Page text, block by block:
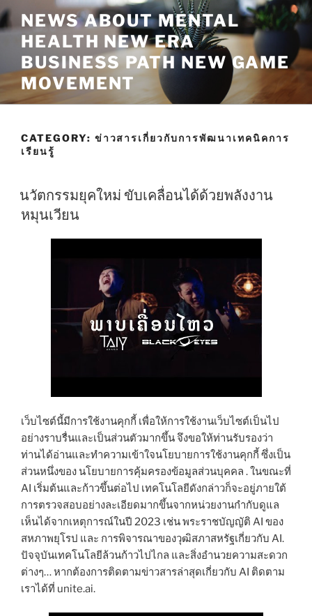
Skip
to
content
NEWS ABOUT MENTAL
HEALTH NEW ERA
BUSINESS PATH NEW GAME
MOVEMENT
CATEGORY: ข่าวสารเกี่ยวกับการพัฒนาเทคนิคการ
เรียนรู้
นวัตกรรมยุคใหม่ ขับเคลื่อนได้ด้วยพลังงาน
หมุนเวียน
เว็บไซต์นี้มีการใช้งานคุกกี้ เพื่อให้การใช้งานเว็บไซต์เป็นไป
อย่างราบรื่นและเป็นส่วนตัวมากขึ้น จึงขอให้ท่านรับรองว่า
ท่านได้อ่านและทำความเข้าใจนโยบายการใช้งานคุกกี้ ซึ่งเป็น
ส่วนหนึ่งของ นโยบายการคุ้มครองข้อมูลส่วนบุคคล . ในขณะที่
AI เริ่มต้นและก้าวขึ้นต่อไป เทคโนโลยีดังกล่าวก็จะอยู่ภายใต้
การตรวจสอบอย่างละเอียดมากขึ้นจากหน่วยงานกำกับดูแล
เห็นได้จากเหตุการณ์ในปี 2023 เช่น พระราชบัญญัติ AI ของ
สหภาพยุโรป และ การพิจารณาของวุฒิสภาสหรัฐเกี่ยวกับ AI.
ปัจจุบันเทคโนโลยีล้วนก้าวไปไกล และสิ่งอำนวยความสะดวก
ต่างๆ… หากต้องการติดตามข่าวสารล่าสุดเกี่ยวกับ AI ติดตาม
เราได้ที่ unite.ai.